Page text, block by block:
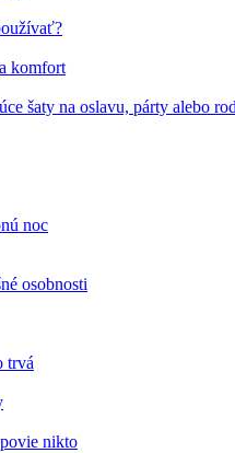
komfort
šaty na oslavu, párty alebo
noc
osobnosti
trvá
nikto